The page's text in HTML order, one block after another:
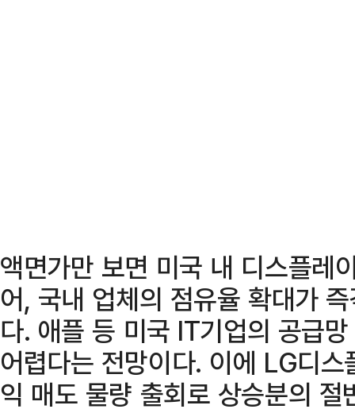
액면가만 보면 미국 내 디스플레
어, 국내 업체의 점유율 확대가
다. 애플 등 미국 IT기업의 공급
어렵다는 전망이다. 이에 LG디
익 매도 물량 출회로 상승분의 절